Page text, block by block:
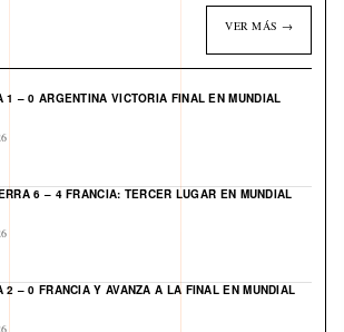
VER MÁS →
1 – 0 ARGENTINA VICTORIA FINAL EN MUNDIAL
4 FRANCIA: TERCER LUGAR EN MUNDIAL
2 – 0 FRANCIA Y AVANZA A LA FINAL EN MUNDIAL